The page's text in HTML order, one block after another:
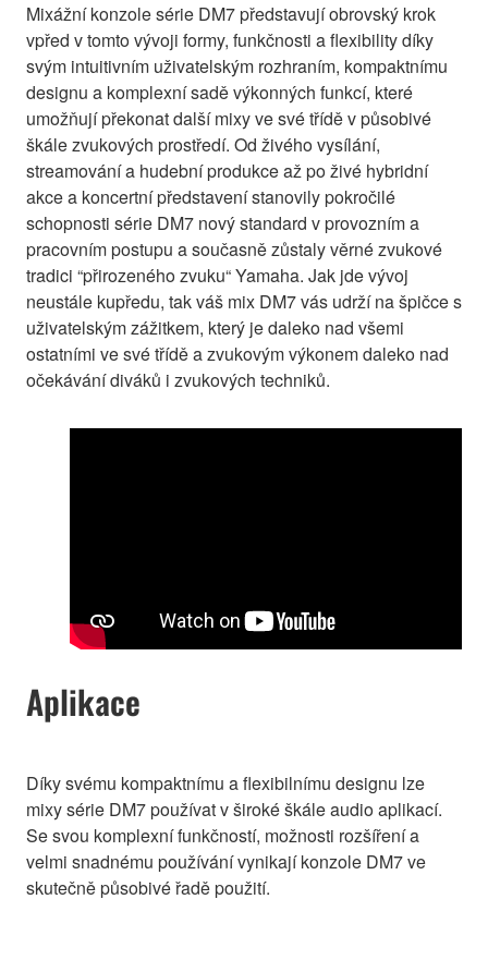
Mixážní konzole série DM7 představují obrovský krok
vpřed v tomto vývoji formy, funkčnosti a flexibility díky
svým intuitivním uživatelským rozhraním, kompaktnímu
designu a komplexní sadě výkonných funkcí, které
umožňují překonat další mixy ve své třídě v působivé
škále zvukových prostředí. Od živého vysílání,
streamování a hudební produkce až po živé hybridní
akce a koncertní představení stanovily pokročilé
schopnosti série DM7 nový standard v provozním a
pracovním postupu a současně zůstaly věrné zvukové
tradici “přirozeného zvuku“ Yamaha. Jak jde vývoj
neustále kupředu, tak váš mix DM7 vás udrží na špičce s
uživatelským zážitkem, který je daleko nad všemi
ostatními ve své třídě a zvukovým výkonem daleko nad
očekávání diváků i zvukových techniků.
Aplikace
Díky svému kompaktnímu a flexibilnímu designu lze
mixy série DM7 používat v široké škále audio aplikací.
Se svou komplexní funkčností, možnosti rozšíření a
velmi snadnému používání vynikají konzole DM7 ve
skutečně působivé řadě použití.